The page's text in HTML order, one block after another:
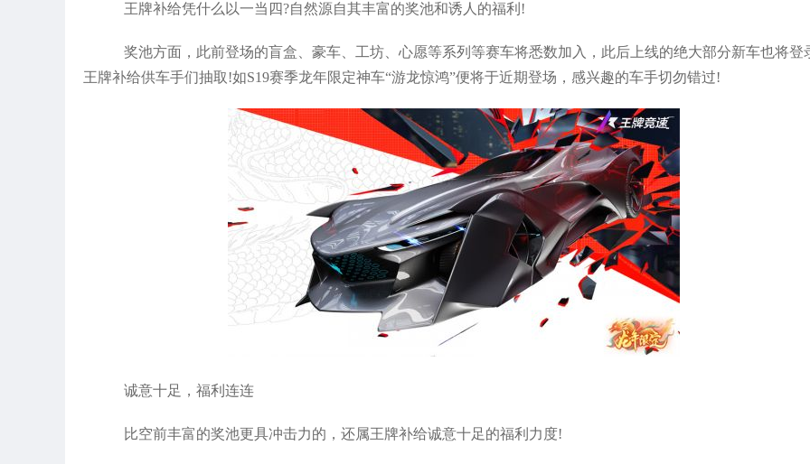
王牌补给凭什么以一当四?自然源自其丰富的奖池和诱人的福利!
奖池方面，此前登场的盲盒、豪车、工坊、心愿等系列等赛车将悉数加入，此后上线的绝大部分新车也将登
王牌补给供车手们抽取!如S19赛季龙年限定神车“游龙惊鸿”便将于近期登场，感兴趣的车手切勿错过!
诚意十足，福利连连
比空前丰富的奖池更具冲击力的，还属王牌补给诚意十足的福利力度!